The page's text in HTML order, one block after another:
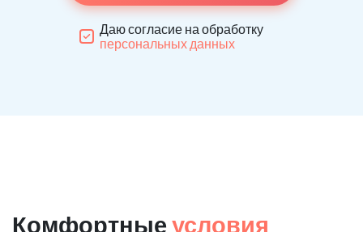
Даю согласие на обработку
персональных данных
Комфортные условия